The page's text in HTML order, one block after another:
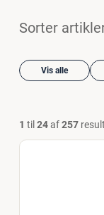
Sorter
Vis alle
1 til 24af257